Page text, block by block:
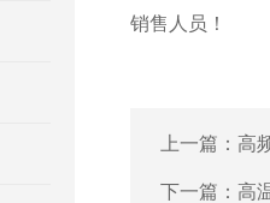
销售人员！
上一篇： 高
下一篇： 高